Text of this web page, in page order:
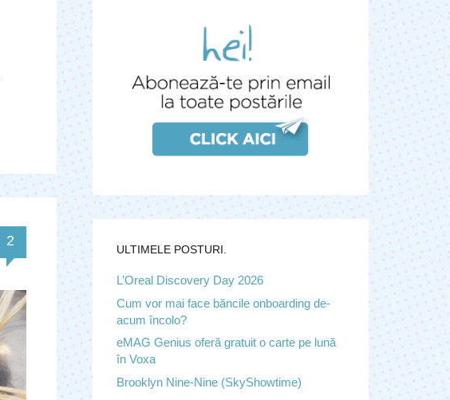
2
ULTIMELE POSTURI.
L’Oreal Discovery Day 2026
Cum vor mai face băncile onboarding de-
acum încolo?
eMAG Genius oferă gratuit o carte pe lună
în Voxa
Brooklyn Nine-Nine (SkyShowtime)